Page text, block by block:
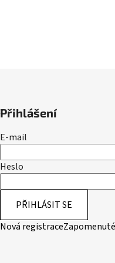
Přihlášení
E-mail
Heslo
PŘIHLÁSIT SE
Nová registrace